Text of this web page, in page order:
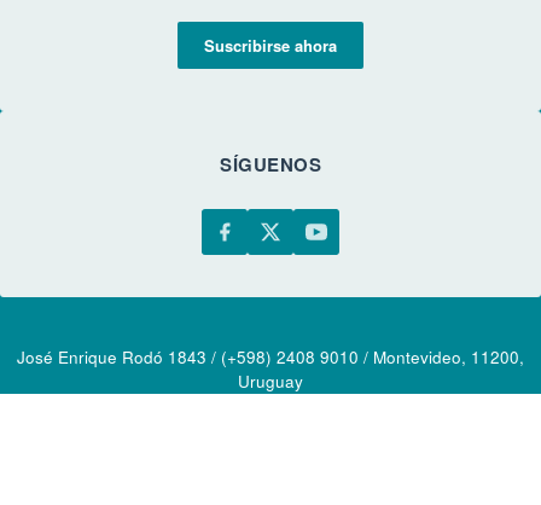
Suscribirse ahora
SÍGUENOS
José Enrique Rodó 1843 / (+598) 2408 9010 / Montevideo, 11200,
Uruguay